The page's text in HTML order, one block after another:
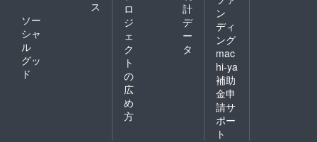
ス
ソー
シャ
ル
グッ
ド
ロ
ジ
ェ
ク
ト
の
広
め
方
計
デ
ー
タ
ン
ディ
ング
mac
hi-ya
補助
金申
請サ
ポー
ト